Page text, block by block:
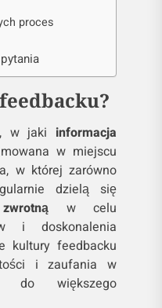
proces
w jaki informacja
w miejscu
w której zarówno
dzielą się
w celu
i doskonalenia
kultury feedbacku
i zaufania w
do większego